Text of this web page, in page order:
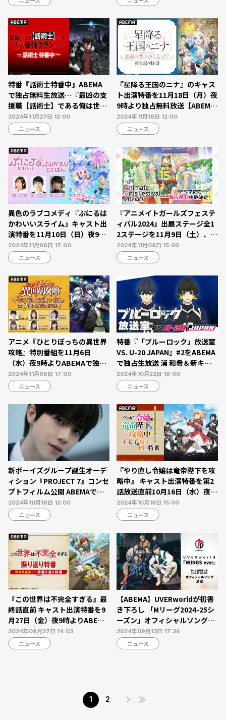
特番『話術士特番中』ABEMA
で独占無料生放送…『最凶の支
援職【話術士】である俺は世界
最強クランを従える』振り返り
無料一挙放送も
2024年11月27日 12:00
ニュース
『星降る王国のニナ』のキャス
ト出演特番を11月18日（月）夜
9時より独占無料放送【ABEM
A】
2024年11月18日 12:00
ニュース
異色のラブコメディ『ぷにるは
かわいいスライム』キャスト出
演特番を11月10日（日）夜9時
よりABEMAで独占放送
2024年11月08日 17:00
ニュース
『アニメイトガールズフェステ
ィバル2024』出展ステージ全1
2ステージを11月9日（土）、1
0日（日）にABEMAで独占無料
生中継
2024年11月08日 15:00
ニュース
アニメ『ひとりぼっちの異世界
攻略』特別番組を11月6日
（水）夜9時よりABEMAで独占
生放送 メインキャストらが集結
2024年11月06日 17:00
ニュース
特番『「ブルーロック」放送室
VS. U-20 JAPAN』#2をABEMA
で独占生放送 浦 和希＆新キャ
ストが生出演【10月22日】
2024年10月22日 18:00
ニュース
新ボーイズグループ誕生オーデ
ィション『PROJECT 7』コンセ
プトフィルム公開 ABEMAで日
韓同時・国内独占無料放送
2024年10月18日 12:00
ニュース
『やり直し令嬢は竜帝陛下を攻
略中』 キャスト出演特番を第2
話放送直前10月16日（水）夜9
時30分よりABEMAで独占放送
2024年10月16日 15:00
ニュース
『この世界は不完全すぎる』最
終話直前 キャスト出演特番を9
月27日（金）夜9時よりABEMA
で独占放送
2024年09月27日 14:03
ニュース
【ABEMA】UVERworldが初書
き下ろし 「Mリーグ2024-25シ
ーズン」オフィシャルソングに
『WINGS ever』が決定【コメ
ントあり】
2024年09月13日 17:36
ニュース
1 2